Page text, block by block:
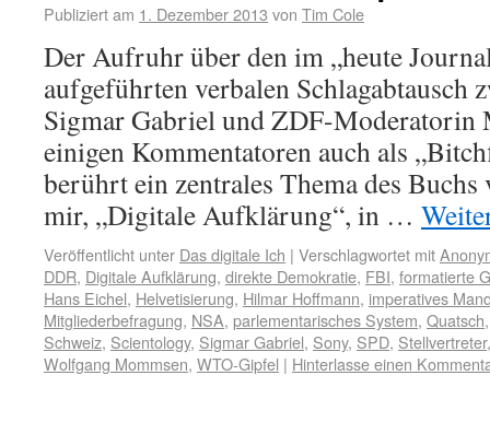
Publiziert am 1. Dezember 2013 von Tim Cole
Der Aufruhr über den im „heute
aufgeführten verbalen Schlagabtausch
Sigmar Gabriel und ZDF-Moderatorin
einigen Kommentatoren auch als
berührt ein zentrales Thema des
mir, „Digitale Aufklärung“, in …
Veröffentlicht unter Das digitale Ich | Verschlagwortet mit
DDR, Digitale Aufklärung, direkte Demokratie, FBI, formatierte
Hans Eichel, Helvetisierung, Hilmar Hoffmann, imperatives
Mitgliederbefragung, NSA, parlementarisches System, Quatsch
Schweiz, Scientology, Sigmar Gabriel, Sony, SPD, Stellvertreter
Wolfgang Mommsen, WTO-Gipfel | Hinterlasse einen